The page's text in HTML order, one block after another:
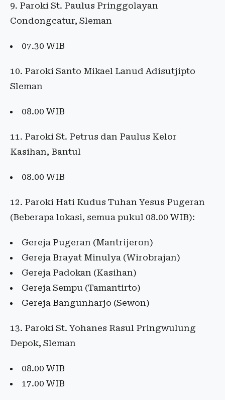
9. Paroki St. Paulus Pringgolayan
Condongcatur, Sleman
07.30 WIB
10. Paroki Santo Mikael Lanud Adisutjipto
Sleman
08.00 WIB
11. Paroki St. Petrus dan Paulus Kelor
Kasihan, Bantul
08.00 WIB
12. Paroki Hati Kudus Tuhan Yesus Pugeran
(Beberapa lokasi, semua pukul 08.00 WIB):
Gereja Pugeran (Mantrijeron)
Gereja Brayat Minulya (Wirobrajan)
Gereja Padokan (Kasihan)
Gereja Sempu (Tamantirto)
Gereja Bangunharjo (Sewon)
13. Paroki St. Yohanes Rasul Pringwulung
Depok, Sleman
08.00 WIB
17.00 WIB